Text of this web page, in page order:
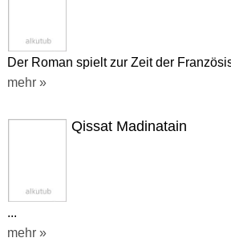
Der Roman spielt zur Zeit der
mehr »
Qissat Madinatain
...
mehr »